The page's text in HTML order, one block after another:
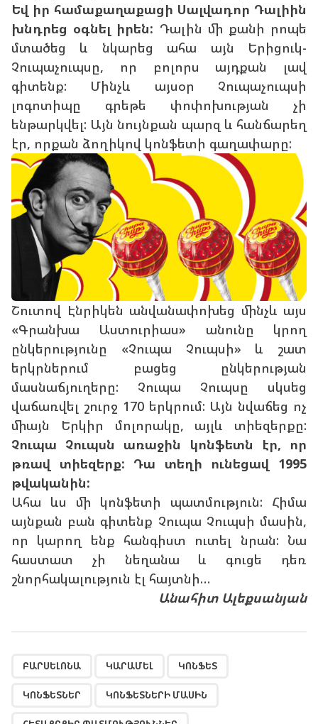
Եվ իր համաքաղաքացի Սալվադոր Դալիին
խնդրեց օգնել իրեն: Դալին մի քանի րոպե
մտածեց և նկարեց ահա այն Երիցուկ-
Չուպաչուպսը, որ բոլորս այդքան լավ
գիտենք: Մինչև այսօր Չուպաչուպսի
լոգոտիպը գրեթե փոփոխության չի
ենթարկվել: Այն նույնքան պարզ և հանճարեղ
էր, որքան ձողիկով կոնֆետի գաղափարը:
Շուտով Էնրիկեն անվանափոխեց մինչև այս
«Գրանխա Աստուրիաս» անունը կրող
ընկերությունը «Չուպա Չուպսի» և շատ
երկրներում բացեց ընկերության
մասնաճյուղերը: Չուպա Չուպսը սկսեց
վաճառվել շուրջ 170 երկրում: Այն նվաճեց ոչ
միայն Երկիր մոլորակը, այլև տիեզերքը:
Չուպա Չուպսն առաջին կոնֆետն էր, որ
թռավ տիեզերք: Դա տեղի ունեցավ 1995
թվականին:
Ահա ևս մի կոնֆետի պատմություն: Հիմա
այնքան բան գիտենք Չուպա Չուպսի մասին,
որ կարող ենք հանգիստ ուտել նրան: Նա
հաստատ չի նեղանա և գուցե դեռ
շնորհակալություն էլ հայտնի…
Անահիտ Ալեքսանյան
ԲԱՐՍԵԼՈՆԱ ԿԱՐԱՄԵԼ ԿՈՆՖԵՏ
ԿՈՆՖԵՏՆԵՐ ԿՈՆՖԵՏՆԵՐԻ ՄԱՍԻՆ